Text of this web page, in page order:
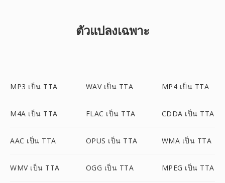
ตัวแปลงเฉพาะ
MP3 เป็น TTA WAV เป็น TTA MP4 เป็น TTA
M4A เป็น TTA FLAC เป็น TTA CDDA เป็น TTA
AAC เป็น TTA OPUS เป็น TTA WMA เป็น TTA
WMV เป็น TTA OGG เป็น TTA MPEG เป็น TTA